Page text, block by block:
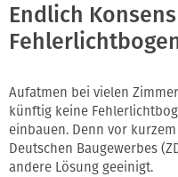
Endlich
Aufatmen bei vielen
künftig keine
einbauen. Denn vor
Deutschen Baugewerbes
andere Lösung geeinigt.